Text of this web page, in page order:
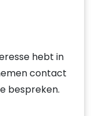
hebt in
contact
bespreken.